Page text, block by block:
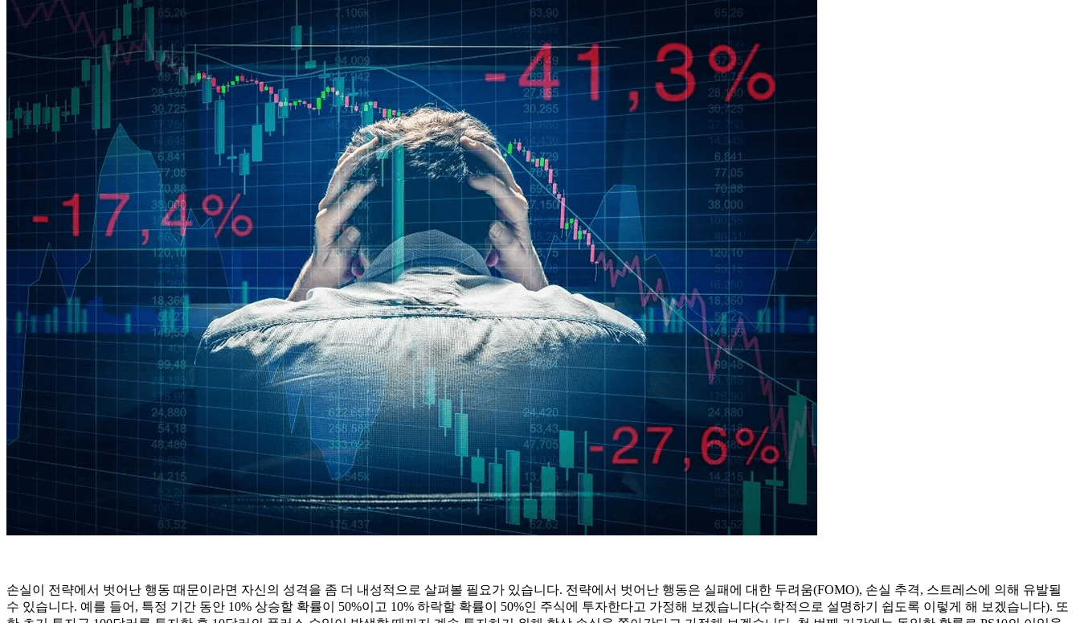
손실이 전략에서 벗어난 행동 때문이라면 자신의 성격을 좀 더 내성적으로 살펴볼 필요가 있습니다. 전략에서 벗어난 행동은 실패에 대한 두려움(FOMO), 손실 추격, 스트레스에 의해 유발될
수 있습니다. 예를 들어, 특정 기간 동안 10% 상승할 확률이 50%이고 10% 하락할 확률이 50%인 주식에 투자한다고 가정해 보겠습니다(수학적으로 설명하기 쉽도록 이렇게 해 보겠습니다). 또